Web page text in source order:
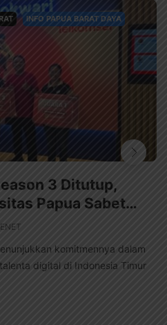
INFO PAPUA BARAT DAYA
3 Ditutup,
Papua Sabet…
komitmennya dalam
digital di Indonesia Timur